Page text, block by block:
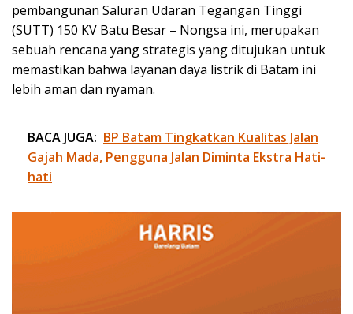
pembangunan Saluran Udaran Tegangan Tinggi
(SUTT) 150 KV Batu Besar – Nongsa ini, merupakan
sebuah rencana yang strategis yang ditujukan untuk
memastikan bahwa layanan daya listrik di Batam ini
lebih aman dan nyaman.
BACA JUGA: BP Batam Tingkatkan Kualitas Jalan
Gajah Mada, Pengguna Jalan Diminta Ekstra Hati-
hati